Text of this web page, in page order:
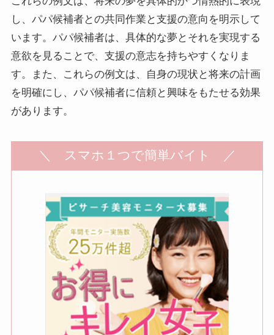
し、パパ候補者との共同作業と支援の意向を明示して
います。パパ候補者は、具体的な夢とそれを実現する
意欲を見ることで、支援の意志を持ちやすくなりま
す。また、これらの例文は、自身の現状と将来の計画
を明確にし、パパ候補者に信頼と興味をもたせる効果
があります。
＼ スマホ１つで簡単バイト ／